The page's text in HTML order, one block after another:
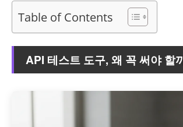
Table of Contents
API 테스트 도구, 왜 꼭 써야 할